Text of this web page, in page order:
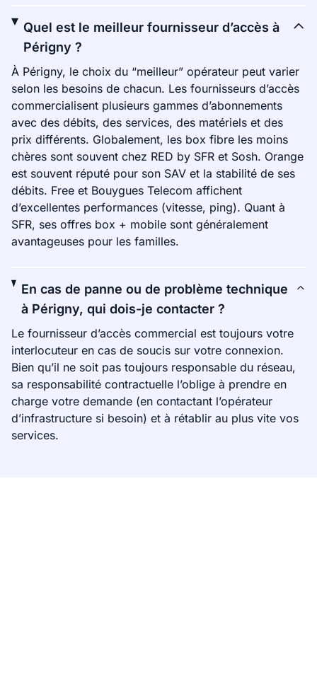
Quel est le meilleur fournisseur d’accès à
Périgny ?
À Périgny, le choix du “meilleur” opérateur peut varier
selon les besoins de chacun. Les fournisseurs d’accès
commercialisent plusieurs gammes d’abonnements
avec des débits, des services, des matériels et des
prix différents. Globalement, les box fibre les moins
chères sont souvent chez RED by SFR et Sosh. Orange
est souvent réputé pour son SAV et la stabilité de ses
débits. Free et Bouygues Telecom affichent
d’excellentes performances (vitesse, ping). Quant à
SFR, ses offres box + mobile sont généralement
avantageuses pour les familles.
En cas de panne ou de problème technique
à Périgny, qui dois-je contacter ?
Le fournisseur d’accès commercial est toujours votre
interlocuteur en cas de soucis sur votre connexion.
Bien qu’il ne soit pas toujours responsable du réseau,
sa responsabilité contractuelle l’oblige à prendre en
charge votre demande (en contactant l’opérateur
d’infrastructure si besoin) et à rétablir au plus vite vos
services.